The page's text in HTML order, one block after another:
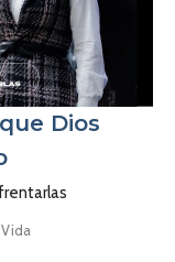
Dios